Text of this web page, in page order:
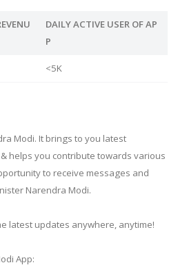
DAILY ACTIVE USER OF AP
P
<5K
Modi. It brings to you latest
helps you contribute towards various
to receive messages and
Narendra Modi.
latest updates anywhere, anytime!
App: